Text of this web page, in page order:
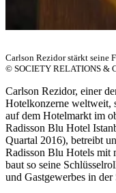
Carlson Rezidor stärkt seine
© SOCIETY RELATIONS &
Carlson Rezidor, einer
Hotelkonzerne weltweit,
auf dem Hotelmarkt im
Radisson Blu Hotel
Quartal 2016), betreibt
Radisson Blu Hotels mit
baut so seine
und Gastgewerbes in der